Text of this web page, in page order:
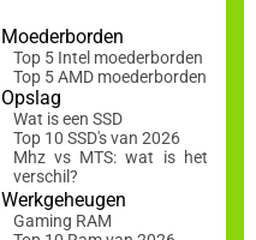
Moederborden
Top 5 Intel moederborden
Top 5 AMD moederborden
Opslag
Wat is een SSD
Top 10 SSD's van 2026
Mhz vs MTS: wat is het
verschil?
Werkgeheugen
Gaming RAM